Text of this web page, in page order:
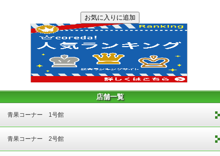
店舗一覧
青果コーナー 1号館
青果コーナー 2号館